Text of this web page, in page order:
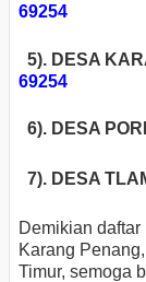
69254
5). DESA
69254
6). DESA
7). DESA
Demikian
Karang
Timur, semoga